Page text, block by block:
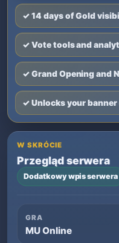
✓ 14 days of Gold
✓ Vote tools and
✓ Grand Opening and
✓ Unlocks your
W SKRÓCIE
Przegląd serwera
Dodatkowy wpis serwera
GRA
MU Online